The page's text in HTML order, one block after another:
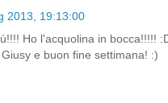
2013, 19:13:00
Ho l'acquolina in bocca!!!!!
e buon fine settimana! :)